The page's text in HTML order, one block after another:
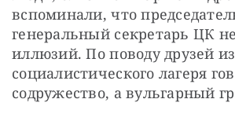
вспоминали, что
генеральный секретарь ЦК
иллюзий. По поводу друзей из
социалистического лагеря
содружество, а вульгарный